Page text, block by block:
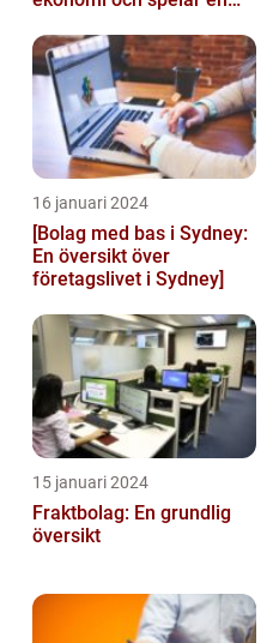
landets...
16 januari 2024
[Bolag med bas i Sydney:
En översikt över
företagslivet i Sydney]
15 januari 2024
Fraktbolag: En grundlig
översikt